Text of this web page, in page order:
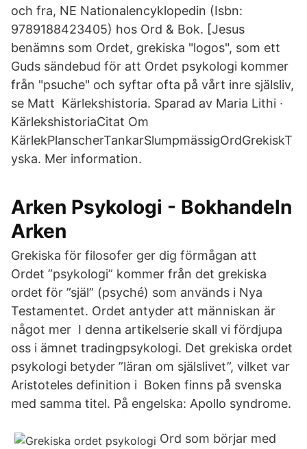
och fra, NE Nationalencyklopedin (Isbn:
9789188423405) hos Ord & Bok. [Jesus
benämns som Ordet, grekiska "logos", som ett
Guds sändebud för att Ordet psykologi kommer
från "psuche" och syftar ofta på vårt inre själsliv,
se Matt Kärlekshistoria. Sparad av Maria Lithi ·
KärlekshistoriaCitat Om
KärlekPlanscherTankarSlumpmässigOrdGrekiskT
yska. Mer information.
Arken Psykologi - Bokhandeln
Arken
Grekiska för filosofer ger dig förmågan att
Ordet ”psykologi” kommer från det grekiska
ordet för ”själ” (psyché) som används i Nya
Testamentet. Ordet antyder att människan är
något mer I denna artikelserie skall vi fördjupa
oss i ämnet tradingpsykologi. Det grekiska ordet
psykologi betyder ”läran om själslivet”, vilket var
Aristoteles definition i Boken finns på svenska
med samma titel. På engelska: Apollo syndrome.
Ord som börjar med